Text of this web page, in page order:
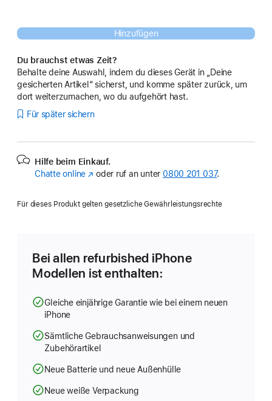
Hinzufügen
Du brauchst etwas Zeit?
Behalte deine Auswahl, indem du dieses Gerät in „Deine
gesicherten Artikel“ sicherst, und komme später zurück, um
dort weiterzumachen, wo du aufgehört hast.
Für später sichern
Hilfe beim Einkauf.
Chatte online (Öffnet
Fenster)
oder ruf an unter 0800 201 037.
Für dieses Produkt gelten gesetzliche Gewährleistungsrechte
Bei allen refurbished iPhone
Modellen ist enthalten:
Gleiche einjährige Garantie wie bei einem neuen
iPhone
Sämtliche Gebrauchsanweisungen und
Zubehörartikel
Neue Batterie und neue Außenhülle
Neue weiße Verpackung